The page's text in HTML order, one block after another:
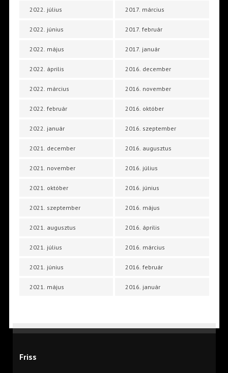
2022. július
2022. június
2022. május
2022. április
2022. március
2022. február
2022. január
2021. december
2021. november
2021. október
2021. szeptember
2021. augusztus
2021. július
2021. június
2021. május
2017. március
2017. február
2017. január
2016. december
2016. november
2016. október
2016. szeptember
2016. augusztus
2016. július
2016. június
2016. május
2016. április
2016. március
2016. február
2016. január
Friss